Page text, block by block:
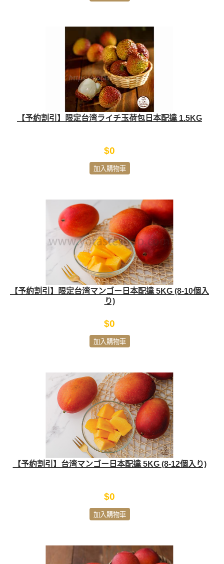
【予約割引】限定台湾ライチ玉荷包日本配達 1.5KG
$0
加入購物車
【予約割引】限定台湾マンゴー日本配達 5KG (8-10個入
り)
$0
加入購物車
【予約割引】台湾マンゴー日本配達 5KG (8-12個入り)
$0
加入購物車